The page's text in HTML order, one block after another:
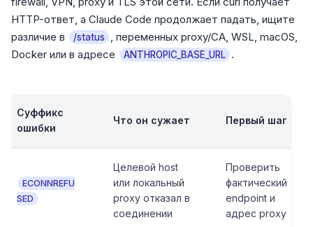
HTTP-ответ, а Claude Code продолжает падать, ищите
различие в
/status
, переменных proxy/CA, WSL, macOS,
Docker или в адресе
ANTHROPIC_BASE_URL .
Суффикс
ошибки
Что он сужает Первый шаг
ECONNREFU
SED
Целевой host
или локальный
proxy отказал в
соединении
Проверить
фактический
endpoint и
адрес proxy